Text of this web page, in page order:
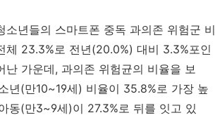
소년들의 스마트폰 중독 과의존 위험군 비
체 23.3%로 전년(20.0%) 대비 3.3%포인
난 가운데, 과의존 위험균의 비율을 보
년(만10~19세) 비율이 35.8%로 가장 높
동(만3~9세)이 27.3%로 뒤를 잇고 있